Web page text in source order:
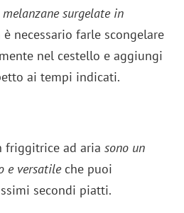
surgelate in
è necessario farle scongelare
nel cestello e aggiungi
ai tempi indicati.
friggitrice ad ariasono un
e versatileche puoi
secondi piatti.